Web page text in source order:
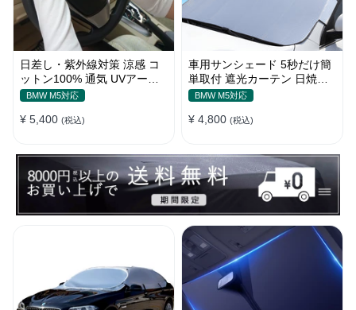
日差し・紫外線対策 涼感 コ
ットン100% 通気 UVアーム
カバー 美活計画
BMW M5対応
¥ 5,400 (税込)
車用サンシェード 5秒だけ簡
単取付 遮光カーテン 日焼け
対策 断熱 汎用
BMW M5対応
¥ 4,800 (税込)